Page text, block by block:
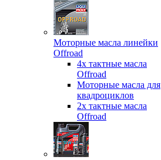
Моторные масла линейки
Offroad
4х тактные масла
Offroad
Моторные масла для
квадроциклов
2х тактные масла
Offroad